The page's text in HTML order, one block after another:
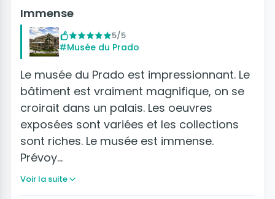
Immense
5/5
#Musée du Prado
Le musée du Prado est impressionnant. Le
bâtiment est vraiment magnifique, on se
croirait dans un palais. Les oeuvres
exposées sont variées et les collections
sont riches. Le musée est immense.
Prévoy…
Voir la suite